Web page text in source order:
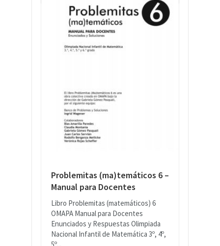
Problemitas (ma)temáticos 6 –
Manual para Docentes
Libro Problemitas (matemáticos) 6
OMAPA Manual para Docentes
Enunciados y Respuestas Olimpiada
Nacional Infantil de Matemática 3º, 4º,
5º...